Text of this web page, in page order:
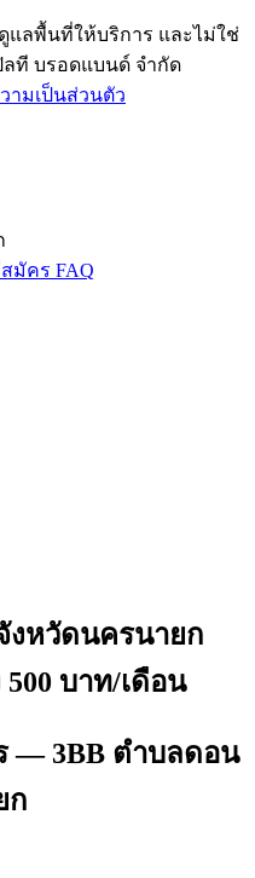
แลพื้นที่ให้บริการ และไม่ใช่
ลที บรอดแบนด์ จำกัด
ามเป็นส่วนตัว
มัคร FAQ
งหวัดนครนายก
บาท/เดือน
— 3BB ตำบลดอน
ก